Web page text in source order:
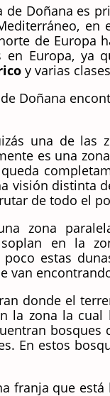
de Doñana es
en
de Europa
Europa, ya
y varias
Doñana
una de las
es una
visión distinta
de todo el
zona
soplan en la
poco estas
van
donde el
la zona la
En estos
franja que